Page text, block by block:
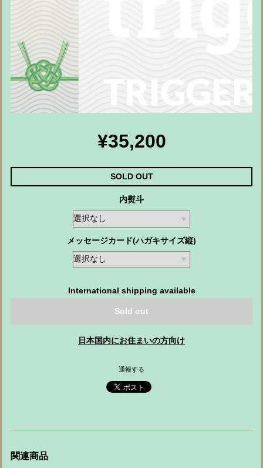
¥35,200
SOLD OUT
内熨斗
メッセージカード(ハガキサイズ縦)
International shipping available
Sold out
日本国内にお住まいの方向け
通報する
関連商品